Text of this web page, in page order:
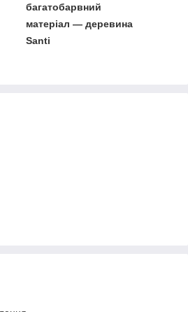
багатобарвний
матеріал — деревина
Santi